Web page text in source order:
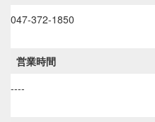
047-372-1850
営業時間
----